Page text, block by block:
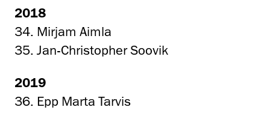
2018
34. Mirjam Aimla
35. Jan-Christopher Soovik
2019
36. Epp Marta Tarvis